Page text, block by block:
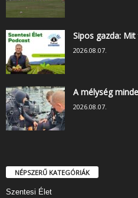
Sipos gazda:
2026.08.07.
A mélység
2026.08.07.
NÉPSZERŰ KATEGÓRIÁK
Szentesi Élet